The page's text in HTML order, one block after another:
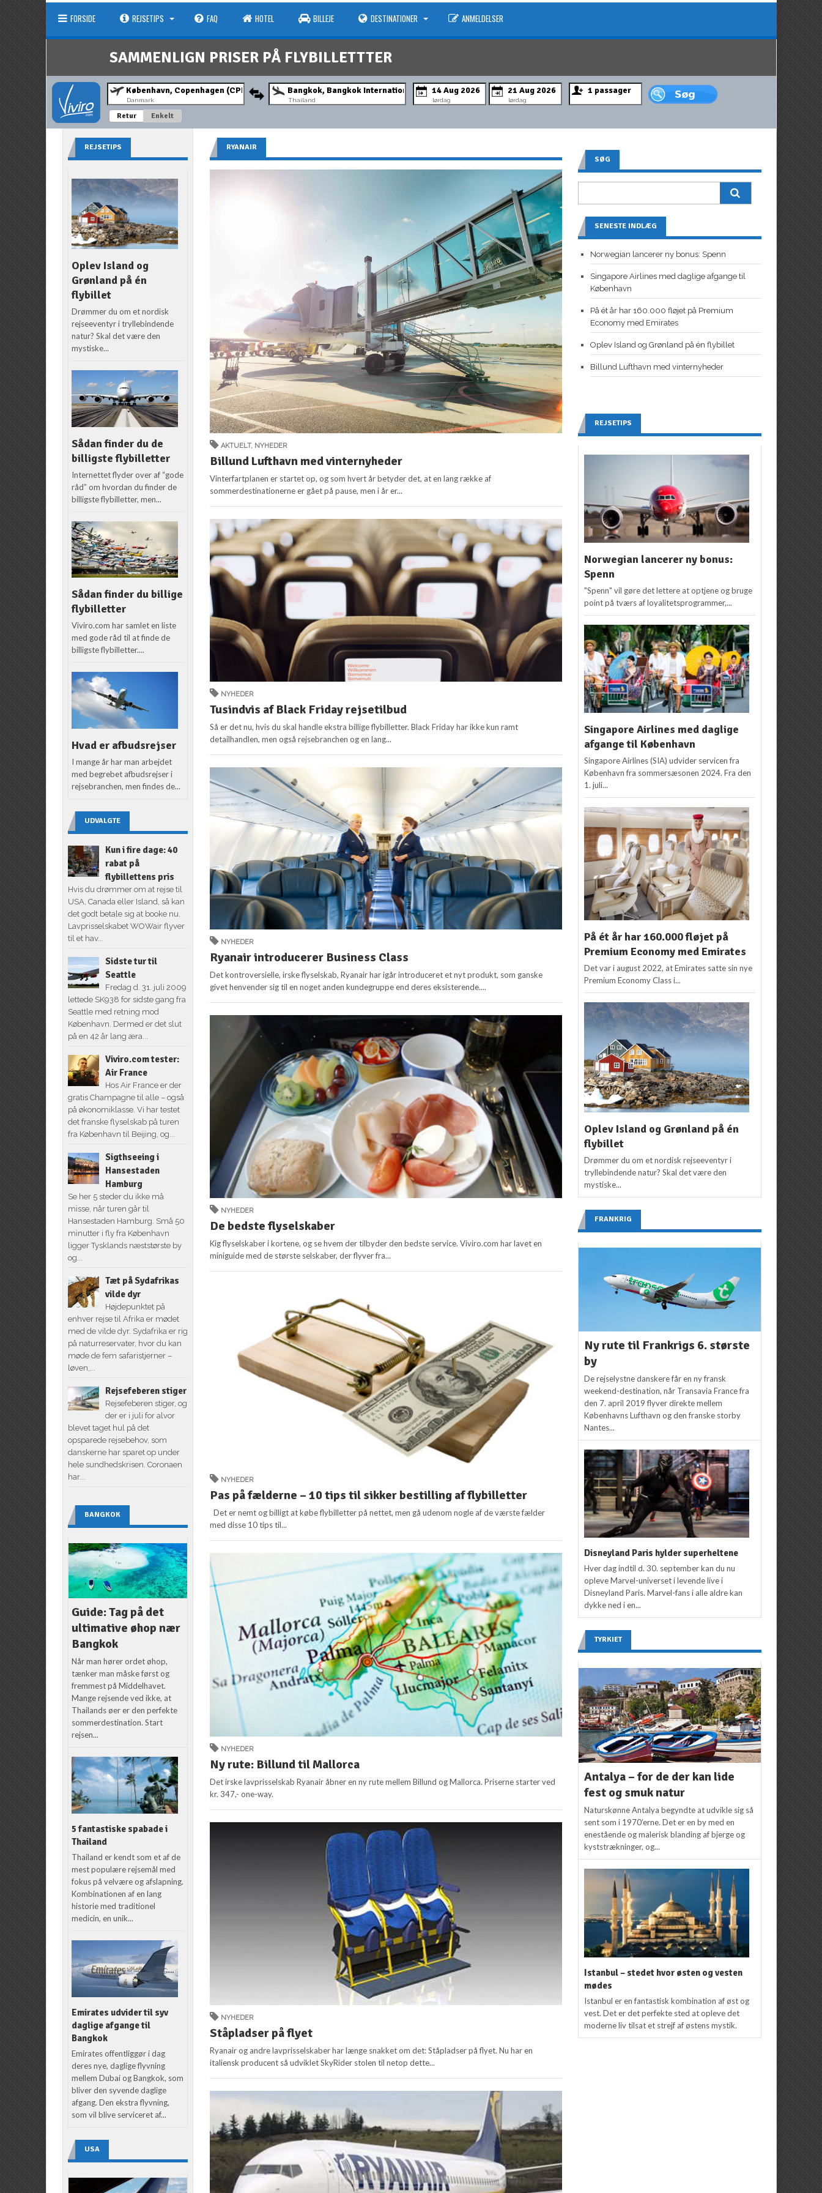
FORSIDE REJSETIPS FAQ HOTEL BILLEJE DESTINATIONER ANMELDELSER
SAMMENLIGN PRISER PÅ FLYBILLETTTER
Danmark Thailand lørdag lørdag
Retur Enkelt
RYANAIR
AKTUELT, NYHEDER
Billund Lufthavn med vinternyheder
Vinterfartplanen er startet op, og som hvert år betyder det, at en lang række af
sommerdestinationerne er gået på pause, men i år er...
NYHEDER
Tusindvis af Black Friday rejsetilbud
Så er det nu, hvis du skal handle ekstra billige flybilletter. Black Friday har ikke kun ramt
detailhandlen, men også rejsebranchen og en lang...
NYHEDER
Ryanair introducerer Business Class
Det kontroversielle, irske flyselskab, Ryanair har igår introduceret et nyt produkt, som ganske
givet henvender sig til en noget anden kundegruppe end deres eksisterende....
NYHEDER
De bedste flyselskaber
Kig flyselskaber i kortene, og se hvem der tilbyder den bedste service. Viviro.com har lavet en
miniguide med de største selskaber, der flyver fra...
NYHEDER
Pas på fælderne – 10 tips til sikker bestilling af flybilletter
Det er nemt og billigt at købe flybilletter på nettet, men gå udenom nogle af de værste fælder
med disse 10 tips til...
NYHEDER
Ny rute: Billund til Mallorca
Det irske lavprisselskab Ryanair åbner en ny rute mellem Billund og Mallorca. Priserne starter ved
kr. 347,- one-way.
NYHEDER
Ståpladser på flyet
Ryanair og andre lavprisselskaber har længe snakket om det: Ståpladser på flyet. Nu har en
italiensk producent så udviklet SkyRider stolen til netop dette...
REJSETIPS
Oplev Island og
Grønland på én
flybillet
Drømmer du om et nordisk
rejseeventyr i tryllebindende
natur? Skal det være den
mystiske...
Sådan finder du de
billigste flybilletter
Internettet flyder over af “gode
råd” om hvordan du finder de
billigste flybilletter, men...
Sådan finder du billige
flybilletter
Viviro.com har samlet en liste
med gode råd til at finde de
billigste flybilletter....
Hvad er afbudsrejser
I mange år har man arbejdet
med begrebet afbudsrejser i
rejsebranchen, men findes de...
UDVALGTE
Kun i fire dage: 40
rabat på
flybillettens pris
Hvis du drømmer om at rejse til
USA, Canada eller Island, så kan
det godt betale sig at booke nu.
Lavprisselskabet WOWair flyver
til et hav...
Sidste tur til
Seattle
Fredag d. 31. juli 2009
lettede SK938 for sidste gang fra
Seattle med retning mod
København. Dermed er det slut
på en 42 år lang æra...
Viviro.com tester:
Air France
Hos Air France er der
gratis Champagne til alle – også
på økonomiklasse. Vi har testet
det franske flyselskab på turen
fra København til Beijing, og...
Sigthseeing i
Hansestaden
Hamburg
Se her 5 steder du ikke må
misse, når turen går til
Hansestaden Hamburg. Små 50
minutter i fly fra København
ligger Tysklands næststørste by
og...
Tæt på Sydafrikas
vilde dyr
Højdepunktet på
enhver rejse til Afrika er mødet
med de vilde dyr. Sydafrika er rig
på naturreservater, hvor du kan
møde de fem safaristjerner –
løven,...
Rejsefeberen stiger
Rejsefeberen stiger, og
der er i juli for alvor
blevet taget hul på det
opsparede rejsebehov, som
danskerne har sparet op under
hele sundhedskrisen. Coronaen
har...
BANGKOK
Guide: Tag på det
ultimative øhop nær
Bangkok
Når man hører ordet øhop,
tænker man måske først og
fremmest på Middelhavet.
Mange rejsende ved ikke, at
Thailands øer er den perfekte
sommerdestination. Start
rejsen...
5 fantastiske spabade i
Thailand
Thailand er kendt som et af de
mest populære rejsemål med
fokus på velvære og afslapning.
Kombinationen af en lang
historie med traditionel
medicin, en unik...
Emirates udvider til syv
daglige afgange til
Bangkok
Emirates offentliggør i dag
deres nye, daglige flyvning
mellem Dubai og Bangkok, som
bliver den syvende daglige
afgang. Den ekstra flyvning,
som vil blive serviceret af...
USA
SØG
SENESTE INDLÆG
Norwegian lancerer ny bonus: Spenn
Singapore Airlines med daglige afgange til
København
På ét år har 160.000 fløjet på Premium
Economy med Emirates
Oplev Island og Grønland på én flybillet
Billund Lufthavn med vinternyheder
REJSETIPS
Norwegian lancerer ny bonus:
Spenn
"Spenn" vil gøre det lettere at optjene og bruge
point på tværs af loyalitetsprogrammer,...
Singapore Airlines med daglige
afgange til København
Singapore Airlines (SIA) udvider servicen fra
København fra sommersæsonen 2024. Fra den
1. juli...
På ét år har 160.000 fløjet på
Premium Economy med Emirates
Det var i august 2022, at Emirates satte sin nye
Premium Economy Class i...
Oplev Island og Grønland på én
flybillet
Drømmer du om et nordisk rejseeventyr i
tryllebindende natur? Skal det være den
mystiske...
FRANKRIG
Ny rute til Frankrigs 6. største
by
De rejselystne danskere får en ny fransk
weekend-destination, når Transavia France fra
den 7. april 2019 flyver direkte mellem
Københavns Lufthavn og den franske storby
Nantes...
Disneyland Paris hylder superheltene
Hver dag indtil d. 30. september kan du nu
opleve Marvel-universet i levende live i
Disneyland Paris. Marvel-fans i alle aldre kan
dykke ned i en...
TYRKIET
Antalya – for de der kan lide
fest og smuk natur
Naturskønne Antalya begyndte at udvikle sig så
sent som i 1970’erne. Det er en by med en
enestående og malerisk blanding af bjerge og
kyststrækninger, og...
Istanbul – stedet hvor østen og vesten
mødes
Istanbul er en fantastisk kombination af øst og
vest. Det er det perfekte sted at opleve det
moderne liv tilsat et strejf af østens mystik.